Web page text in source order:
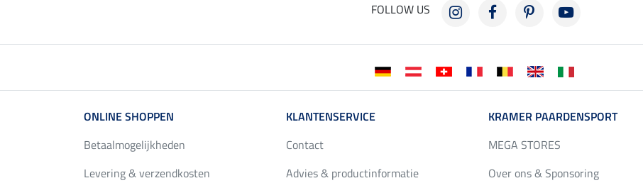
FOLLOW US
ONLINE SHOPPEN
Betaalmogelijkheden
Levering & verzendkosten
KLANTENSERVICE
Contact
Advies & productinformatie
KRAMER PAARDENSPORT
MEGA STORES
Over ons & Sponsoring